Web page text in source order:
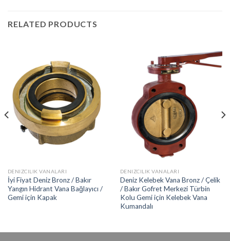
RELATED PRODUCTS
DENIZCILIK VANALARI
İyi Fiyat Deniz Bronz / Bakır
Yangın Hidrant Vana Bağlayıcı /
Gemi için Kapak
DENIZCILIK VANALARI
Deniz Kelebek Vana Bronz / Çelik
/ Bakır Gofret Merkezi Türbin
Kolu Gemi için Kelebek Vana
Kumandalı